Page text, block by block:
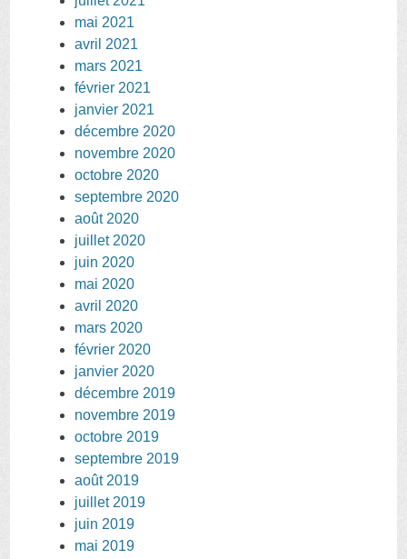
mai 2021
avril 2021
mars 2021
février 2021
janvier 2021
décembre 2020
novembre 2020
octobre 2020
septembre 2020
août 2020
juillet 2020
juin 2020
mai 2020
avril 2020
mars 2020
février 2020
janvier 2020
décembre 2019
novembre 2019
octobre 2019
septembre 2019
août 2019
juillet 2019
juin 2019
mai 2019